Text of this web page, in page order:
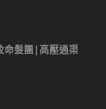
命髮團|高壓通渠